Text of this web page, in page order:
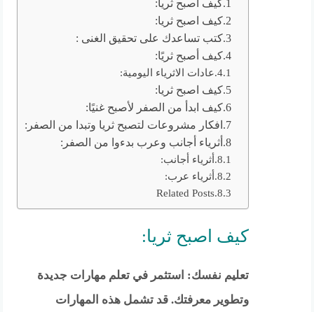
كيف اصبح ثريا:
كيف اصبح ثريا:
كتب تساعدك على تحقيق الغنى :
كيف أصبح ثريًا:
عادات الاثرياء اليومية:
كيف اصبح ثريا:
كيف ابدأ من الصفر لأصبح غنيًا:
افكار مشروعات لتصبح ثريا وتبدا من الصفر:
أثرياء أجانب وعرب بدءوا من الصفر:
أثرياء أجانب:
أثرياء عرب:
Related Posts
كيف اصبح ثريا:
تعليم نفسك: استثمر في تعلم مهارات جديدة
وتطوير معرفتك. قد تشمل هذه المهارات